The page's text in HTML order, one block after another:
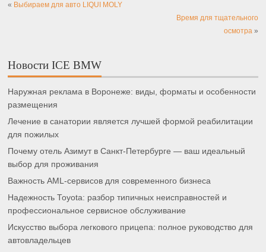
« Выбираем для авто LIQUI MOLY
Время для тщательного
осмотра»
Новости ICE BMW
Наружная реклама в Воронеже: виды, форматы и особенности
размещения
Лечение в санатории является лучшей формой реабилитации
для пожилых
Почему отель Азимут в Санкт-Петербурге — ваш идеальный
выбор для проживания
Важность AML-сервисов для современного бизнеса
Надежность Toyota: разбор типичных неисправностей и
профессиональное сервисное обслуживание
Искусство выбора легкового прицепа: полное руководство для
автовладельцев